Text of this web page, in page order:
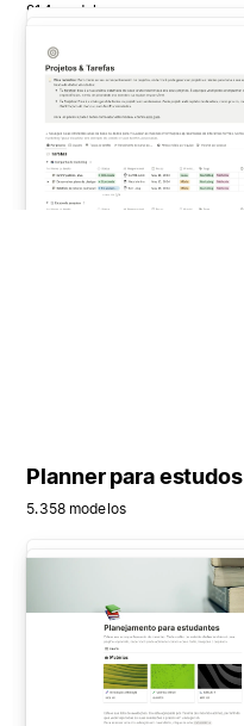
914 modelos
Planner para estudos
5.358 modelos